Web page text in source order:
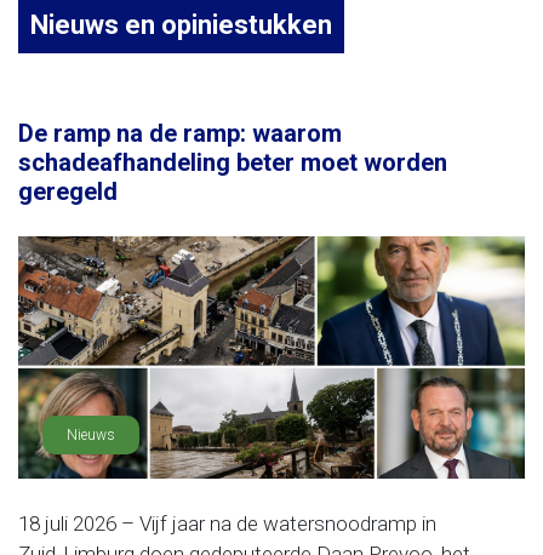
Nieuws en opiniestukken
De ramp na de ramp: waarom
schadeafhandeling beter moet worden
geregeld
Nieuws
18 juli 2026 – Vijf jaar na de watersnoodramp in